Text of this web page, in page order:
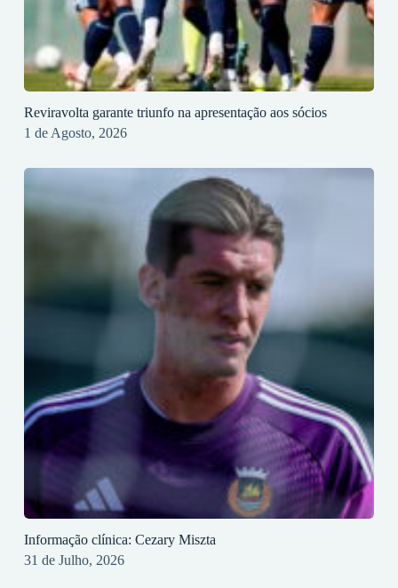
Reviravolta garante triunfo na apresentação aos sócios
1 de Agosto, 2026
Informação clínica: Cezary Miszta
31 de Julho, 2026